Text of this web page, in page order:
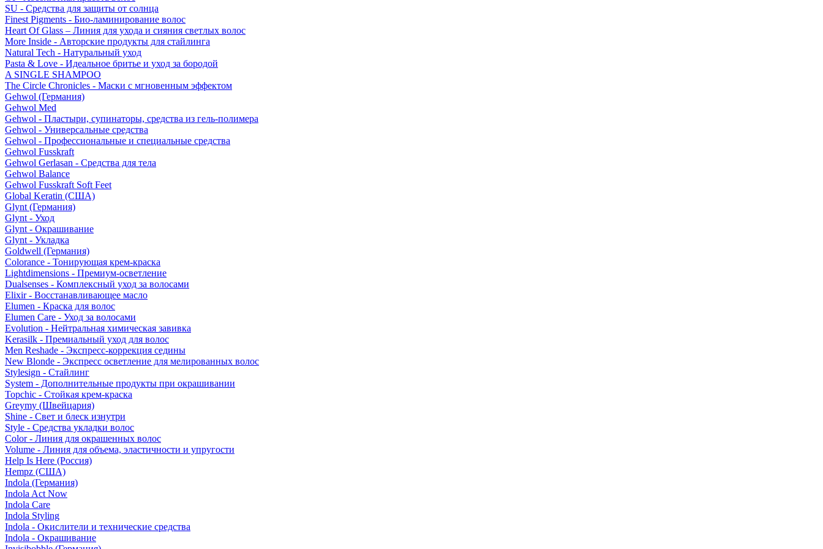
SU - Средства для защиты от солнца
Finest Pigments - Био-ламинирование волос
Heart Of Glass – Линия для ухода и сияния светлых волос
More Inside - Авторские продукты для стайлинга
Natural Tech - Натуральный уход
Pasta & Love - Идеальное бритье и уход за бородой
A SINGLE SHAMPOO
The Circle Chronicles - Маски с мгновенным эффектом
Gehwol (Германия)
Gehwol Med
Gehwol - Пластыри, супинаторы, средства из гель-полимера
Gehwol - Универсальные средства
Gehwol - Профессиональные и специальные средства
Gehwol Fusskraft
Gehwol Gerlasan - Средства для тела
Gehwol Balance
Gehwol Fusskraft Soft Feet
Global Keratin (США)
Glynt (Германия)
Glynt - Уход
Glynt - Окрашивание
Glynt - Укладка
Goldwell (Германия)
Colorance - Тонирующая крем-краска
Lightdimensions - Премиум-осветление
Dualsenses - Комплексный уход за волосами
Elixir - Восстанавливающее масло
Elumen - Краска для волос
Elumen Care - Уход за волосами
Evolution - Нейтральная химическая завивка
Kerasilk - Премиальный уход для волос
Men Reshade - Экспресс-коррекция седины
New Blonde - Экспресс осветление для мелированных волос
Stylesign - Стайлинг
System - Дополнительные продукты при окрашивании
Topchic - Стойкая крем-краска
Greymy (Швейцария)
Shine - Свет и блеск изнутри
Style - Средства укладки волос
Color - Линия для окрашенных волос
Volume - Линия для объема, эластичности и упругости
Help Is Here (Россия)
Hempz (США)
Indola (Германия)
Indola Act Now
Indola Care
Indola Styling
Indola - Окислители и технические средства
Indola - Окрашивание